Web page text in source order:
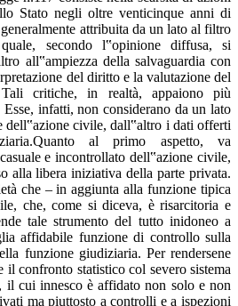
Stato negli oltre venticinque anni di
attribuita da un lato al filtro
secondo l‟opinione diffusa, si
all‟ampiezza della salvaguardia con
del diritto e la valutazione del
critiche, in realtà, appaiono più
Esse, infatti, non considerano da un lato
dell‟azione civile, dall‟altro i dati offerti
al primo aspetto, va
e incontrollato dell‟azione civile,
alla libera iniziativa della parte privata.
che – in aggiunta alla funzione tipica
che, come si diceva, è risarcitoria e
tale strumento del tutto inidoneo a
affidabile funzione di controllo sulla
funzione giudiziaria. Per rendersene
il confronto statistico col severo sistema
il cui innesco è affidato non solo e non
ma piuttosto a controlli e a ispezioni